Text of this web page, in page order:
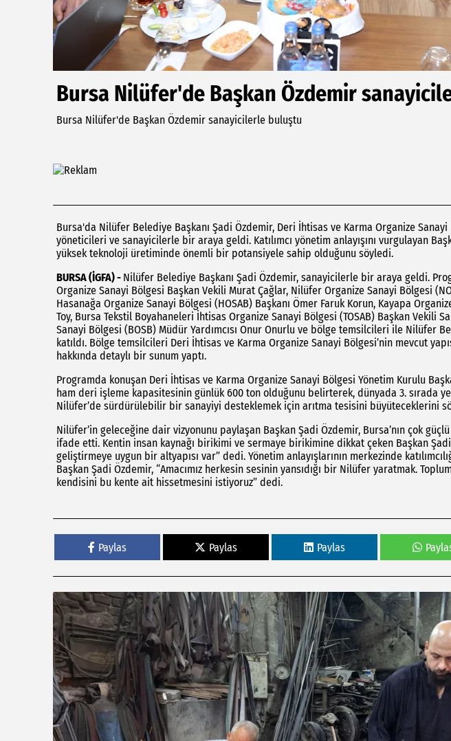
Bursa Nilüfer'de Başkan Özdemir
Bursa Nilüfer'de Başkan Özdemir sanayicilerle buluştu
Bursa'da Nilüfer Belediye Başkanı Şadi Özdemir, Deri İhtisas ve Karma Organize
yöneticileri ve sanayicilerle bir araya geldi. Katılımcı yönetim anlayışını vurgulayan
yüksek teknoloji üretiminde önemli bir potansiyele sahip olduğunu söyledi.
BURSA (İGFA) - Nilüfer Belediye Başkanı Şadi Özdemir, sanayicilerle bir araya geldi.
Organize Sanayi Bölgesi Başkan Vekili Murat Çağlar, Nilüfer Organize Sanayi Bölgesi
Hasanağa Organize Sanayi Bölgesi (HOSAB) Başkanı Ömer Faruk Korun, Kayapa
Toy, Bursa Tekstil Boyahaneleri İhtisas Organize Sanayi Bölgesi (TOSAB) Başkan Vekili
Sanayi Bölgesi (BOSB) Müdür Yardımcısı Onur Onurlu ve bölge temsilcileri ile Nilüfer
katıldı. Bölge temsilcileri Deri İhtisas ve Karma Organize Sanayi Bölgesi’nin mevcut
hakkında detaylı bir sunum yaptı.
Programda konuşan Deri İhtisas ve Karma Organize Sanayi Bölgesi Yönetim Kurulu
ham deri işleme kapasitesinin günlük 600 ton olduğunu belirterek, dünyada 3. sırada
Nilüfer’de sürdürülebilir bir sanayiyi desteklemek için arıtma tesisini büyüteceklerini
Nilüfer’in geleceğine dair vizyonunu paylaşan Başkan Şadi Özdemir, Bursa’nın çok
ifade etti. Kentin insan kaynağı birikimi ve sermaye birikimine dikkat çeken Başkan
geliştirmeye uygun bir altyapısı var” dedi. Yönetim anlayışlarının merkezinde
Başkan Şadi Özdemir, “Amacımız herkesin sesinin yansıdığı bir Nilüfer yaratmak.
kendisini bu kente ait hissetmesini istiyoruz” dedi.
Paylas Paylas Paylas